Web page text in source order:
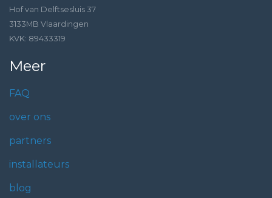
Hof van Delftsesluis 37
3133MB Vlaardingen
KVK: 89433319
Meer
FAQ
over ons
partners
installateurs
blog